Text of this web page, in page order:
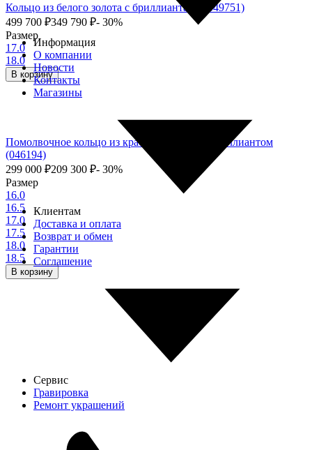
Кольцо из белого золота с бриллиантами (049751)
499 700 ₽349 790 ₽- 30%
Размер
17.0
18.0
В корзину
Помолвочное кольцо из красного золота с бриллиантом
(046194)
299 000 ₽209 300 ₽- 30%
Размер
16.0
16.5
17.0
17.5
18.0
18.5
В корзину
Информация
О компании
Новости
Контакты
Магазины
Клиентам
Доставка и оплата
Возврат и обмен
Гарантии
Соглашение
Сервис
Гравировка
Ремонт украшений